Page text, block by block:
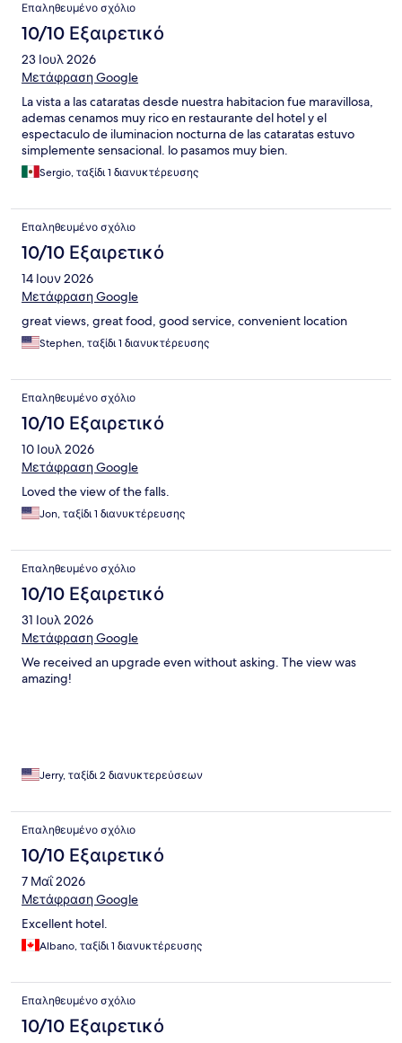
Επαληθευμένο σχόλιο
10/10 Εξαιρετικό
23 Ιουλ 2026
Μετάφραση Google
La vista a las cataratas desde nuestra habitacion fue maravillosa,
ademas cenamos muy rico en restaurante del hotel y el
espectaculo de iluminacion nocturna de las cataratas estuvo
simplemente sensacional. lo pasamos muy bien.
Sergio, ταξίδι 1 διανυκτέρευσης
Επαληθευμένο σχόλιο
10/10 Εξαιρετικό
14 Ιουν 2026
Μετάφραση Google
great views, great food, good service, convenient location
Stephen, ταξίδι 1 διανυκτέρευσης
Επαληθευμένο σχόλιο
10/10 Εξαιρετικό
10 Ιουλ 2026
Μετάφραση Google
Loved the view of the falls.
Jon, ταξίδι 1 διανυκτέρευσης
Επαληθευμένο σχόλιο
10/10 Εξαιρετικό
31 Ιουλ 2026
Μετάφραση Google
We received an upgrade even without asking. The view was
amazing!
Jerry, ταξίδι 2 διανυκτερεύσεων
Επαληθευμένο σχόλιο
10/10 Εξαιρετικό
7 Μαΐ 2026
Μετάφραση Google
Excellent hotel.
Albano, ταξίδι 1 διανυκτέρευσης
Επαληθευμένο σχόλιο
10/10 Εξαιρετικό